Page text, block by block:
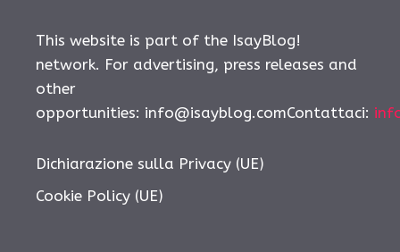
This website is part of the IsayBlog!
network. For advertising, press releases and
other
opportunities: info@isayblog.comContattaci:
Dichiarazione sulla Privacy (UE)
Cookie Policy (UE)